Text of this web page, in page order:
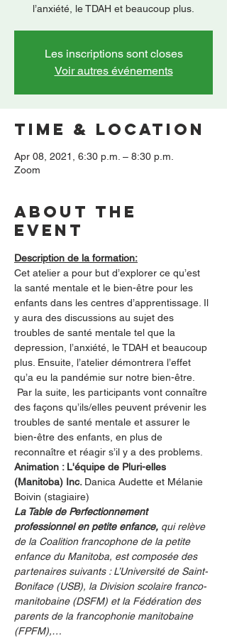
l’anxiété, le TDAH et beaucoup plus.
Les inscriptions sont closes
Voir autres événements
Time & Location
Apr 08, 2021, 6:30 p.m. – 8:30 p.m.
Zoom
About the
event
Description de la formation:
Cet atelier a pour but d’explorer ce qu’est
la santé mentale et le bien-être pour les
enfants dans les centres d’apprentissage. Il
y aura des discussions au sujet des
troubles de santé mentale tel que la
depression, l’anxiété, le TDAH et beaucoup
plus. Ensuite, l’atelier démontrera l’effet
qu’a eu la pandémie sur notre bien-être.
Par la suite, les participants vont connaître
des façons qu’ils/elles peuvent prévenir les
troubles de santé mentale et assurer le
bien-être des enfants, en plus de
reconnaître et réagir s’il y a des problems.
Animation : L'équipe de Pluri-elles
(Manitoba) Inc. Danica Audette et Mélanie
Boivin (stagiaire)
La Table de Perfectionnement
professionnel en petite enfance, qui relève
de la Coalition francophone de la petite
enfance du Manitoba, est composée des
partenaires suivants : L’Université de Saint-
Boniface (USB), la Division scolaire franco-
manitobaine (DSFM) et la Fédération des
parents de la francophonie manitobaine
(FPFM),…